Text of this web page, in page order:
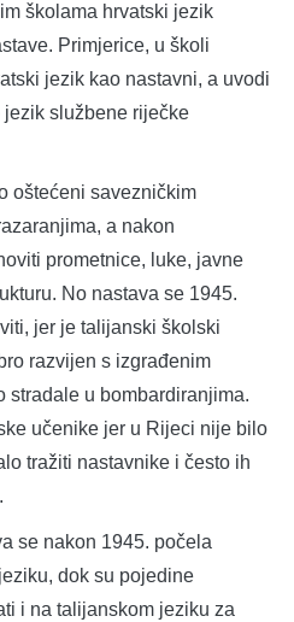
školama hrvatski jezik
Primjerice, u školi
jezik kao nastavni, a uvodi
službene riječke
oštećeni savezničkim
a nakon
prometnice, luke, javne
No nastava se 1945.
jer je talijanski školski
razvijen s izgrađenim
stradale u bombardiranjima.
učenike jer u Rijeci nije bilo
tražiti nastavnike i često ih
se nakon 1945. počela
dok su pojedine
i na talijanskom jeziku za